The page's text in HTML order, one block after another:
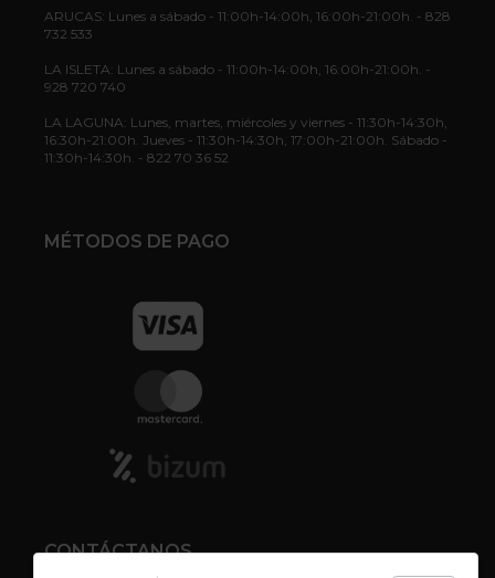
ARUCAS: Lunes a sábado - 11:00h-14:00h, 16:00h-21:00h. - 828
732 533
LA ISLETA: Lunes a sábado - 11:00h-14:00h, 16:00h-21:00h. -
928 720 740
LA LAGUNA: Lunes, martes, miércoles y viernes - 11:30h-14:30h,
16:30h-21:00h. Jueves - 11:30h-14:30h, 17:00h-21:00h. Sábado -
11:30h-14:30h. - 822 70 36 52
MÉTODOS DE PAGO
CONTÁCTANOS